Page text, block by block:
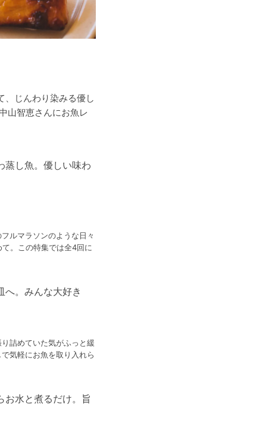
、じんわり染みる優し
山智恵さんにお魚レ
蒸し魚。優しい味わ
ルマラソンのような日々
て。この特集では全4回に
へ。みんな大好き
詰めていた気がふっと緩
気軽にお魚を取り入れら
お水と煮るだけ。旨